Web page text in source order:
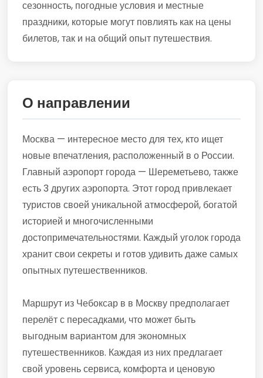
сезонность, погодные условия и местные
праздники, которые могут повлиять как на цены
билетов, так и на общий опыт путешествия.
О направлении
Москва — интересное место для тех, кто ищет
новые впечатления, расположенный в о России.
Главный аэропорт города — Шереметьево, также
есть 3 других аэропорта. Этот город привлекает
туристов своей уникальной атмосферой, богатой
историей и многочисленными
достопримечательностями. Каждый уголок города
хранит свои секреты и готов удивить даже самых
опытных путешественников.
Маршрут из Чебоксар в в Москву предполагает
перелёт с пересадками, что может быть
выгодным вариантом для экономных
путешественников. Каждая из них предлагает
свой уровень сервиса, комфорта и ценовую